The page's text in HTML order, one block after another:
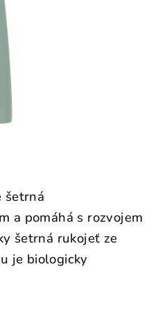
šetrná
a pomáhá s rozvojem
šetrná rukojeť ze
je biologicky